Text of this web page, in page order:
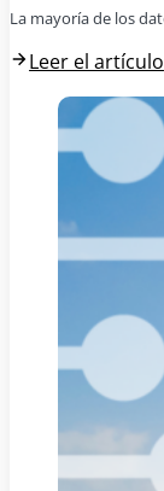
La mayoría de los
Leer el artículo